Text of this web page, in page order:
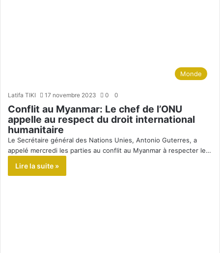
Monde
Latifa TIKI 17 novembre 2023 0 0
Conflit au Myanmar: Le chef de l’ONU
appelle au respect du droit international
humanitaire
Le Secrétaire général des Nations Unies, Antonio Guterres, a
appelé mercredi les parties au conflit au Myanmar à respecter le…
Lire la suite »